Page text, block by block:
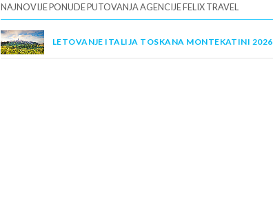
NAJNOVIJE PONUDE PUTOVANJA AGENCIJE FELIX TRAVEL
LETOVANJE ITALIJA TOSKANA MONTEKATINI 2026